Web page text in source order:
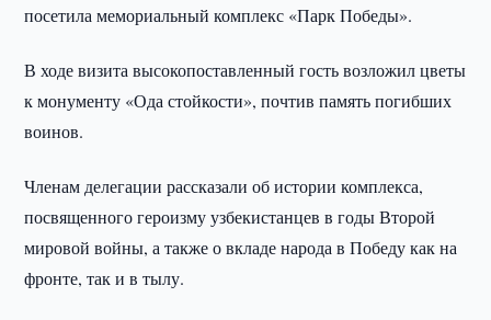
посетила мемориальный комплекс «Парк Победы».
В ходе визита высокопоставленный гость возложил цветы
к монументу «Ода стойкости», почтив память погибших
воинов.
Членам делегации рассказали об истории комплекса,
посвященного героизму узбекистанцев в годы Второй
мировой войны, а также о вкладе народа в Победу как на
фронте, так и в тылу.